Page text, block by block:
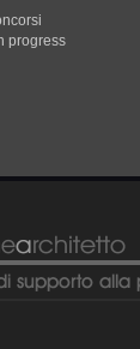
progress